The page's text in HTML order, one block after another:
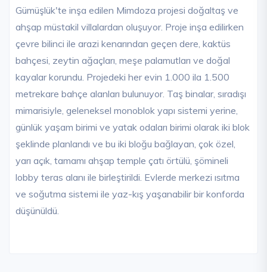
Gümüşlük'te inşa edilen Mimdoza projesi doğaltaş ve
ahşap müstakil villalardan oluşuyor. Proje inşa edilirken
çevre bilinci ile arazi kenarından geçen dere, kaktüs
bahçesi, zeytin ağaçları, meşe palamutları ve doğal
kayalar korundu. Projedeki her evin 1.000 ila 1.500
metrekare bahçe alanları bulunuyor. Taş binalar, sıradışı
mimarisiyle, geleneksel monoblok yapı sistemi yerine,
günlük yaşam birimi ve yatak odaları birimi olarak iki blok
şeklinde planlandı ve bu iki bloğu bağlayan, çok özel,
yarı açık, tamamı ahşap temple çatı örtülü, şömineli
lobby teras alanı ile birleştirildi. Evlerde merkezi ısıtma
ve soğutma sistemi ile yaz-kış yaşanabilir bir konforda
düşünüldü.